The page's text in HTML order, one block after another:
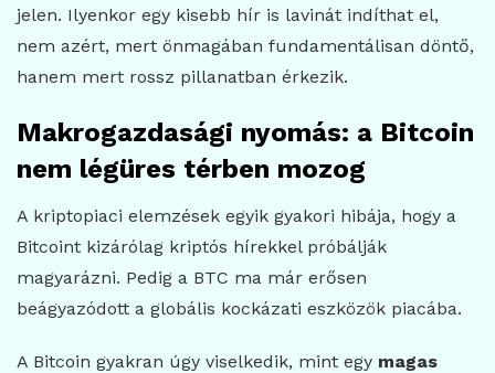
jelen. Ilyenkor egy kisebb hír is lavinát indíthat el,
nem azért, mert önmagában fundamentálisan döntő,
hanem mert rossz pillanatban érkezik.
Makrogazdasági nyomás: a Bitcoin
nem légüres térben mozog
A kriptopiaci elemzések egyik gyakori hibája, hogy a
Bitcoint kizárólag kriptós hírekkel próbálják
magyarázni. Pedig a BTC ma már erősen
beágyazódott a globális kockázati eszközök piacába.
A Bitcoin gyakran úgy viselkedik, mint egy magas